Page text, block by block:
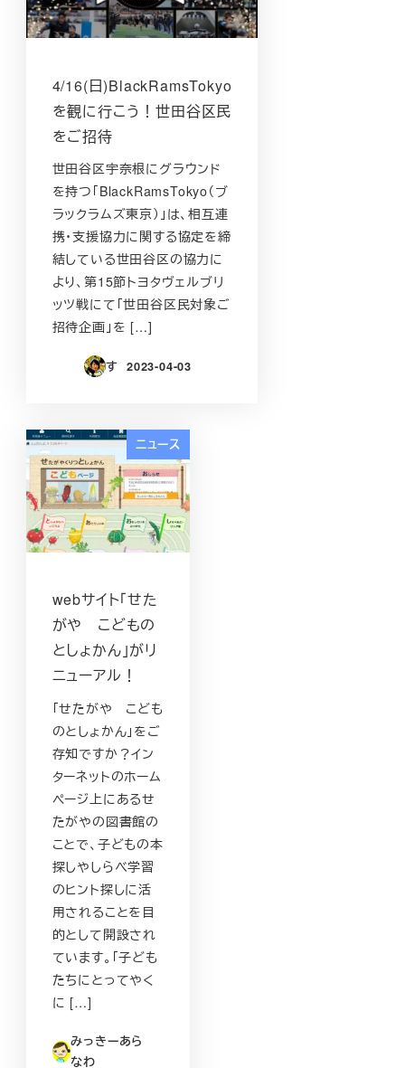
4/16(日)BlackRamsTokyo
を観に行こう！世田谷区民
をご招待
世田谷区宇奈根にグラウンド
を持つ「BlackRamsTokyo（ブ
ラックラムズ東京）」は、相互連
携・支援協力に関する協定を締
結している世田谷区の協力に
より、第15節トヨタヴェルブリ
ッツ戦にて「世田谷区民対象ご
招待企画」を […]
す
投稿日
2023-04-03
ニュース
webサイト「せた
がや こどもの
としょかん」がリ
ニューアル！
「せたがや こども
のとしょかん」をご
存知ですか？イン
ターネットのホーム
ページ上にあるせ
たがやの図書館の
ことで、子どもの本
探しやしらべ学習
のヒント探しに活
用されることを目
的として開設され
ています。「子ども
たちにとってやく
に […]
みっきーあら
なわ